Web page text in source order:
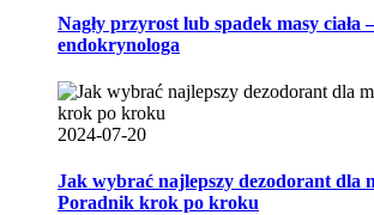
Nagły przyrost lub spadek masy ciała
endokrynologa
2024-07-20
Jak wybrać najlepszy dezodorant dla
Poradnik krok po kroku